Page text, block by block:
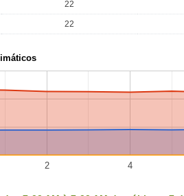
22
22
2 4